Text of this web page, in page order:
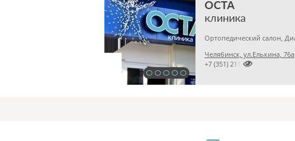
ОСТА
клиника
Челябинск, ул.Елькина, 76а

+7 (351) 2114141